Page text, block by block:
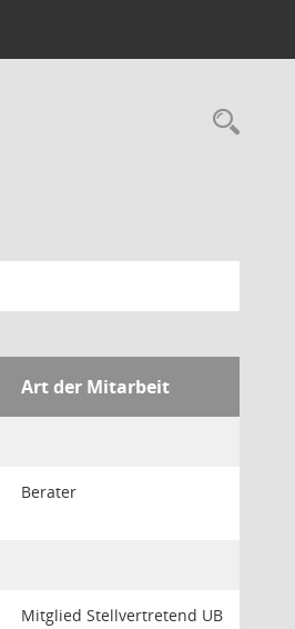
Art der Mitarbeit
Berater
Mitglied Stellvertretend UB